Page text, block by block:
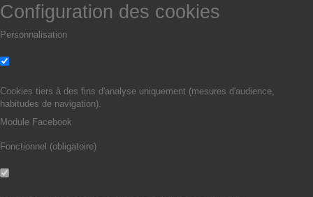
Configuration des cookies
Personnalisation
Cookies tiers à des fins d'analyse uniquement (mesures d'audience,
habitudes de navigation).
Module Facebook
Fonctionnel (obligatoire)